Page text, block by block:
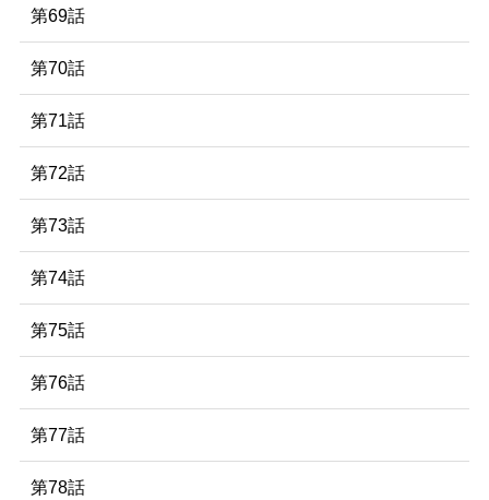
第69話
第70話
第71話
第72話
第73話
第74話
第75話
第76話
第77話
第78話